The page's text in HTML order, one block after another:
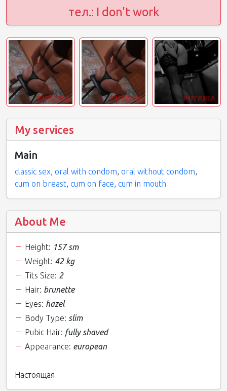
тел.: I don't work
My services
Main
classic sex, oral with condom, oral without condom,
cum on breast, cum on face, cum in mouth
About Me
Height: 157 sm
Weight: 42 kg
Tits Size: 2
Hair: brunette
Eyes: hazel
Body Type: slim
Pubic Hair: fully shaved
Appearance: european
Настоящая